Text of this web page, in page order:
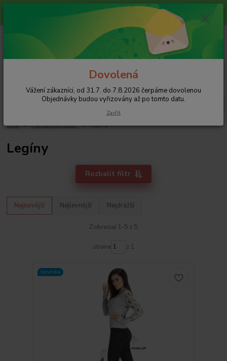
Vážení zákazníci, od 31.7. do 7.8.2026 čerpáme dovolenou
Objednávky budou vyřizovány až po tomto datu.
+420 608 754 282
pište email, pokud nezvedám tel.
Úvod Punčochové zboží Legíny
Legíny
Rozbalit filtr
Nejnovější Nejlevnější Nejdražší
Zobrazuji 1-5 z 5
strana z 1
Novinka
Dovolená
Vážení zákazníci, od 31.7. do 7.8.2026 čerpáme dovolenou
Objednávky budou vyřizovány až po tomto datu.
Zavřít